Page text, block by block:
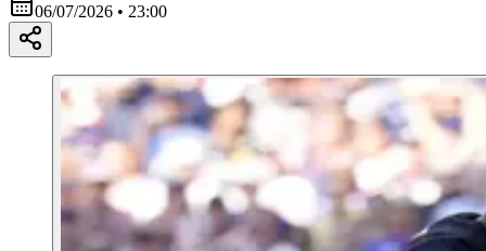
06/07/2026 • 23:00